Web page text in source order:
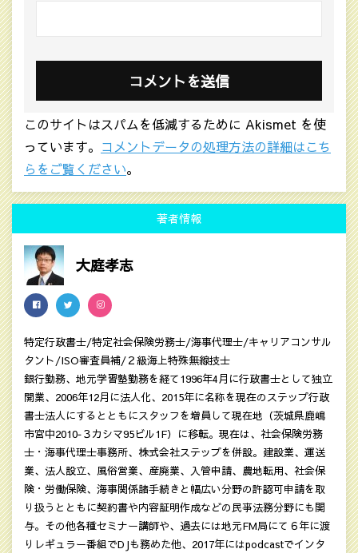
このサイトはスパムを低減するために Akismet を使
っています。 コメントデータの処理方法の詳細はこち
らをご覧ください。
著者情報
大庭孝志
特定行政書士/特定社会保険労務士/海事代理士/キャリアコンサル
タント/ISO審査員補/２級海上特殊無線技士
銀行勤務、地元学習塾勤務を経て1996年4月に行政書士として独立
開業、2006年12月に法人化、2015年に名称を現在のステップ行政
書士法人にするとともにスタッフを増員して現在地（茨城県鹿嶋
市宮中2010‐３カシマ95ビル1F）に移転。現在は、社会保険労務
士・海事代理士事務所、株式会社ステップを併設。建設業、運送
業、法人設立、風俗営業、産廃業、入管申請、農地転用、社会保
険・労働保険、海事関係諸手続きと幅広い分野の許認可申請を取
り扱うとともに契約書や内容証明作成などの民亊法務分野にも関
与。その他各種セミナー講師や、過去には地元FM局にて６年に渡
りレギュラー番組でDJも務めた他、2017年にはpodcastでインタ